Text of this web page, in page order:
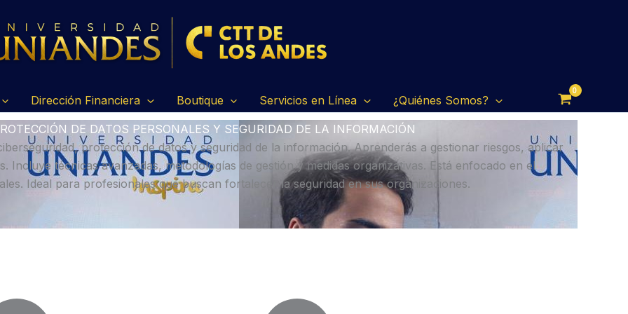
Dirección Financiera Boutique Servicios en Línea ¿Quiénes Somos?
DE DATOS PERSONALES Y SEGURIDAD DE LA INFORMACIÓN
protección de datos y seguridad de la información. Aprenderás a gestionar riesgos, aplicar
Incluye técnicas avanzadas, metodologías de gestión y medidas organizativas. Está enfocado en el
Ideal para profesionales que buscan fortalecer la seguridad en sus organizaciones.